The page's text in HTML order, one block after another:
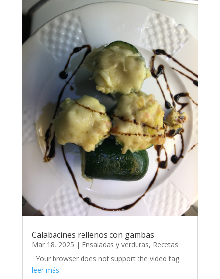
Calabacines rellenos con gambas
Mar 18, 2025 | Ensaladas y verduras, Recetas
Your browser does not support the video tag.
leer más